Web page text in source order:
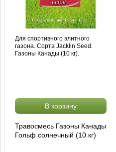
Для спортивного элитного
газона. Сорта Jacklin Seed.
Газоны Канады (10 кг).
В корзину
Травосмесь Газоны Канады
Гольф солнечный (10 кг)